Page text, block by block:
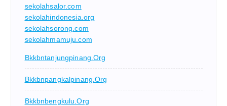
sekolahsalor.com
sekolahindonesia.org
sekolahsorong.com
sekolahmamuju.com
Bkkbntanjungpinang.org
Bkkbnpangkalpinang.org
Bkkbnbengkulu.org